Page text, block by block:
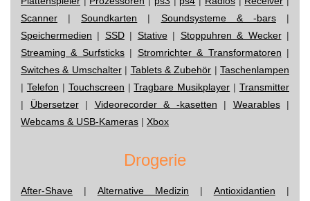
Scanner |Soundkarten | Soundsysteme & -bars|
Speichermedien | SSD| Stative| Stoppuhren & Wecker|
Streaming & Surfsticks| Stromrichter & Transformatoren |
Switches & Umschalter| Tablets & Zubehör | Taschenlampen
| Telefon | Touchscreen |Tragbare Musikplayer | Transmitter
| Übersetzer| Videorecorder & -kasetten | Wearables|
Webcams & USB-Kameras | Xbox
Drogerie
After-Shave | Alternative Medizin | Antioxidantien |